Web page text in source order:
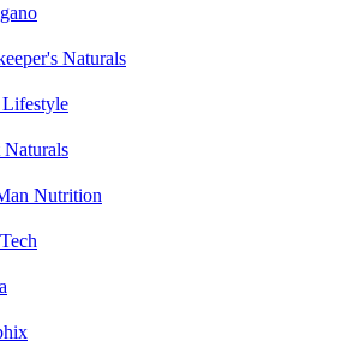
Naturals
Naturals
Nutrition